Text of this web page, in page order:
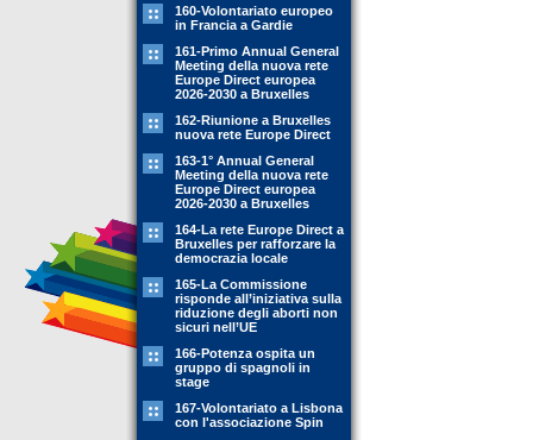
160-Volontariato europeo
in Francia a Gardie
161-Primo Annual General
Meeting della nuova rete
Europe Direct europea
2026-2030 a Bruxelles
162-Riunione a Bruxelles
nuova rete Europe Direct
163-1° Annual General
Meeting della nuova rete
Europe Direct europea
2026-2030 a Bruxelles
164-La rete Europe Direct a
Bruxelles per rafforzare la
democrazia locale
165-La Commissione
risponde all’iniziativa sulla
riduzione degli aborti non
sicuri nell’UE
166-Potenza ospita un
gruppo di spagnoli in
stage
167-Volontariato a Lisbona
con l'associazione Spin